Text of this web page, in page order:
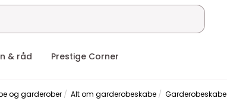
& råd Prestige Corner
og garderober Alt om garderobeskabe Garderobeskabe